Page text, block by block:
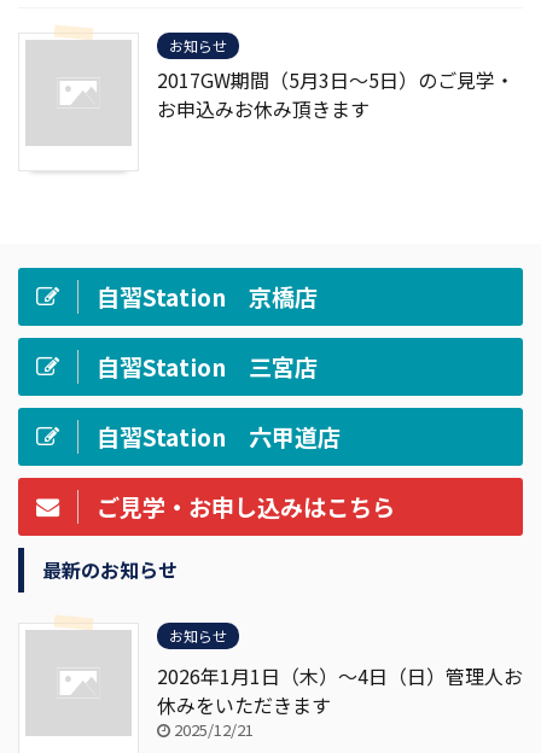
お知らせ
2017GW期間（5月3日～5日）のご見学・
お申込みお休み頂きます
自習Station 京橋店
自習Station 三宮店
自習Station 六甲道店
ご見学・お申し込みはこちら
最新のお知らせ
お知らせ
2026年1月1日（木）～4日（日）管理人お
休みをいただきます
2025/12/21